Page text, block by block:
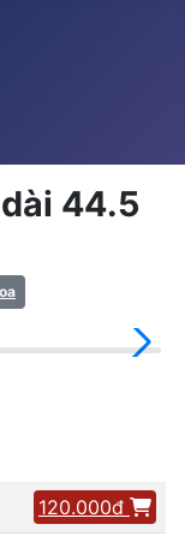
44.5
120.000đ